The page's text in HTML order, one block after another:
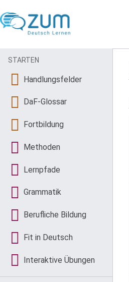
STARTEN
Handlungsfelder
DaF-Glossar
Fortbildung
Methoden
Lernpfade
Grammatik
Berufliche Bildung
Fit in Deutsch
Interaktive Übungen